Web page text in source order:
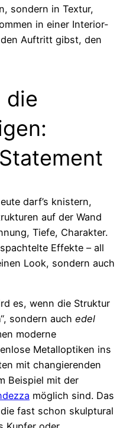
sondern in Textur,
in einer Interior-
Auftritt gibst, den
die
darf’s knistern,
auf der Wand
Tiefe, Charakter.
Effekte – all
Look, sondern auch
es, wenn die Struktur
sondern auch edel
moderne
Metalloptiken ins
mit changierenden
Beispiel mit der
möglich sind. Das
fast schon skulptural